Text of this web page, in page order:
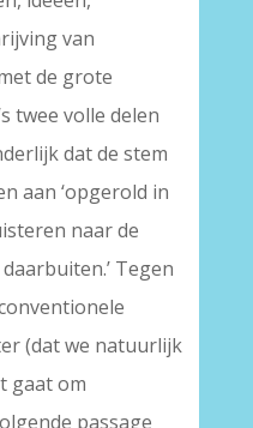
van
de grote
twee volle delen
dat de stem
aan ‘opgerold in
naar de
Tegen
(dat we natuurlijk
gaat om
passage